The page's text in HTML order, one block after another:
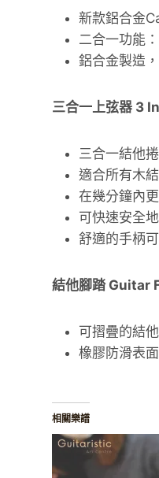
新款鋁合金
二合一功能
鋁合金製造
三合一上弦器 3
三合一結他
適合所有木
在幾分鐘內
可快速安全
舒適的手柄
結他腳踏 Guitar
可摺疊的結
橡膠防滑表面
相關樂譜